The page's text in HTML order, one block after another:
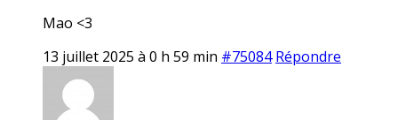
Mao <3
13 juillet 2025 à 0 h 59 min #75084 Répondre